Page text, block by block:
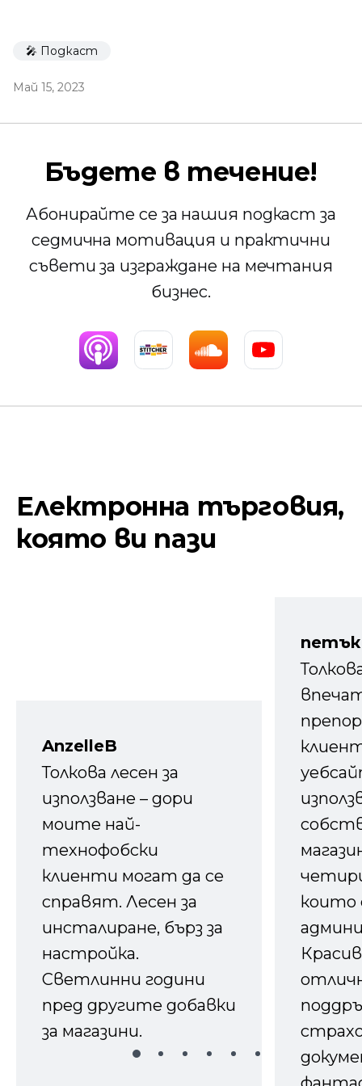
🎤 Подкаст
Май 15, 2023
Бъдете в течение!
Абонирайте се за нашия подкаст за
седмична мотивация и практични
съвети за изграждане на мечтания
бизнес.
Електронна търговия,
която ви пази
AnzelleB
Толкова лесен за
използване – дори
моите най-
технофобски
клиенти могат да се
справят. Лесен за
инсталиране, бърз за
настройка.
Светлинни години
пред другите добавки
за магазини.
които